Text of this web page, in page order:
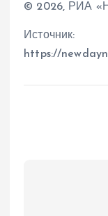
© 2026, РИА
Источник:
https://